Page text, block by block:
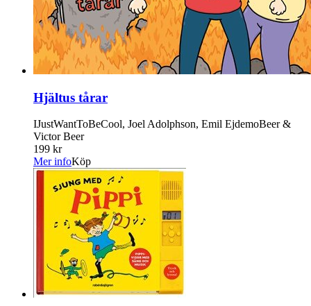
Hjältus tårar
IJustWantToBeCool, Joel Adolphson, Emil EjdemoBeer &
Victor Beer
199 kr
Mer infoKöp